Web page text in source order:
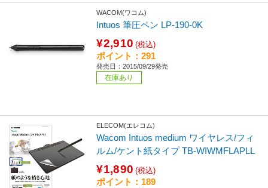
WACOM(ワコム)
Intuos 筆圧ペン LP-190-0K
¥2,910 (税込)
ポイント：291
発売日：2015/09/29発売
在庫あり
ELECOM(エレコム)
Wacom Intuos medium ワイヤレス/フィ
ルム/ケント紙タイプ TB-WIWMFLAPLL
¥1,890 (税込)
ポイント：189